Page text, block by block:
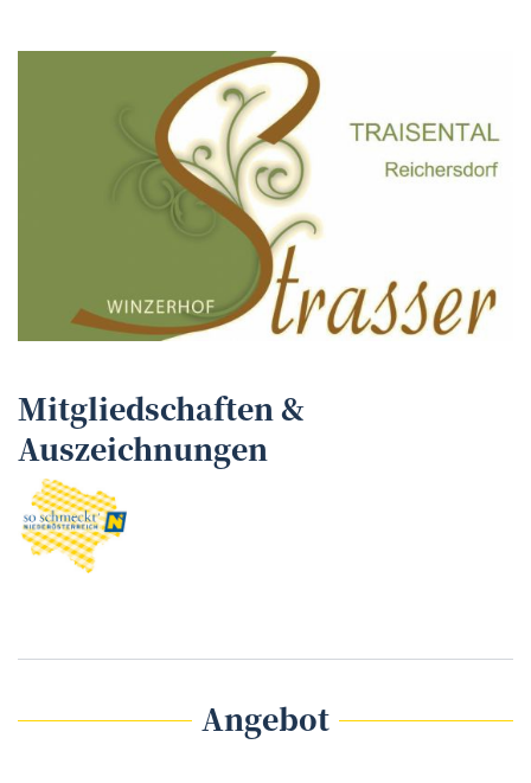
Mitgliedschaften &
Auszeichnungen
Angebot